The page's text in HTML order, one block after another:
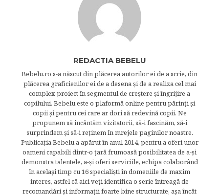
REDACTIA BEBELU
Bebelu.ro s-a născut din plăcerea autorilor ei de a scrie, din
plăcerea graficienilor ei de a desena şi de a realiza cel mai
complex proiect în segmentul de creştere şi îngrijire a
copilului. Bebelu este o plaformă online pentru părinţi şi
copii şi pentru cei care ar dori să redevină copii. Ne
propunem să încântăm vizitatorii, să-i fascinăm, să-i
surprindem şi să-i reţinem în mrejele paginilor noastre.​
Publicația Bebelu a apărut în anul 2014, pentru a oferi unor
oameni capabili dintr-o ţară frumoasă posibilitatea de a-şi
demonstra talentele, a-şi oferi serviciile, echipa colaborând
în acelaşi timp cu 16 specialişti în domeniile de maxim
interes, astfel că aici veţi identifica o serie întreagă de
recomandări şi informaţii foarte bine structurate, aşa încât